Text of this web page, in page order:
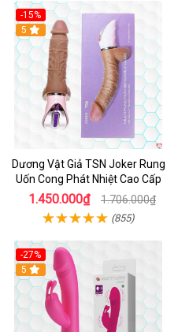
-15%
5
Dương Vật Giả TSN Joker Rung
Uốn Cong Phát Nhiệt Cao Cấp
1.450.000₫ 1.706.000₫
(855)
-27%
Hot
5